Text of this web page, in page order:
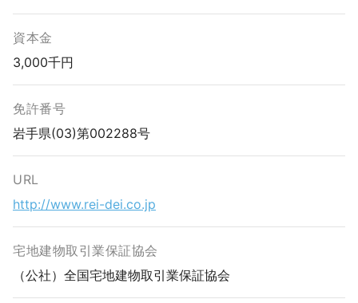
資本金
3,000千円
免許番号
岩手県(03)第002288号
URL
http://www.rei-dei.co.jp
宅地建物取引業保証協会
（公社）全国宅地建物取引業保証協会